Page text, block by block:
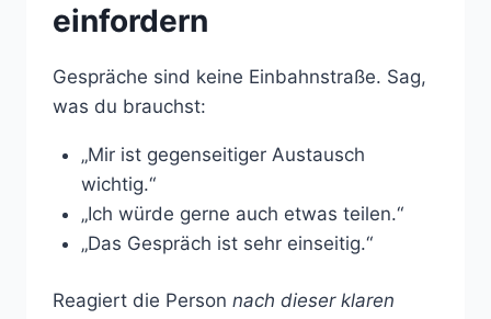
einfordern
Gespräche sind keine Einbahnstraße. Sag,
was du brauchst:
„Mir ist gegenseitiger Austausch
wichtig.“
„Ich würde gerne auch etwas teilen.“
„Das Gespräch ist sehr einseitig.“
Reagiert die Person nach dieser klaren